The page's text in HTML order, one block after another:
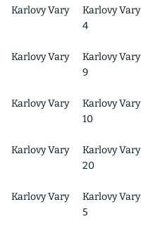
Karlovy Vary
Karlovy Vary
4
Karlovy Vary
Karlovy Vary
9
Karlovy Vary
Karlovy Vary
10
Karlovy Vary
Karlovy Vary
20
Karlovy Vary
Karlovy Vary
5